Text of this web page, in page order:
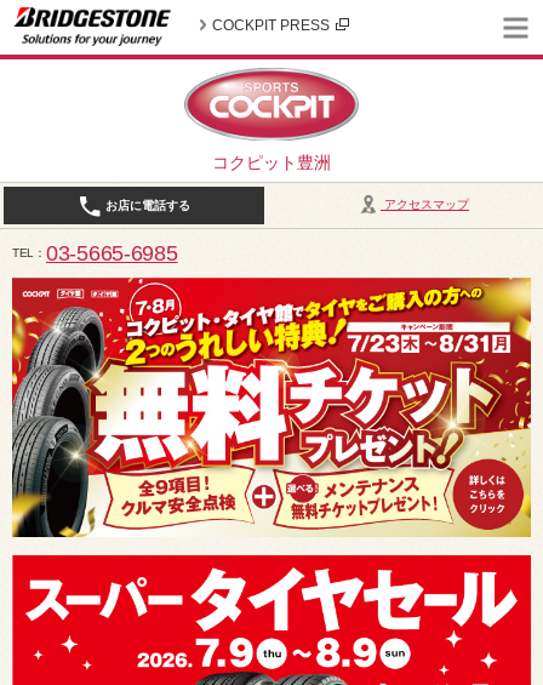
コクピット豊洲
COCKPIT PRESS
アクセスマップ
お店に電話する
TEL 03-5665-6985
10:30～19:00（作業受付18:00まで） / 定休日：2026年8月は、5日(水)、12日(水)、19日(水)、24